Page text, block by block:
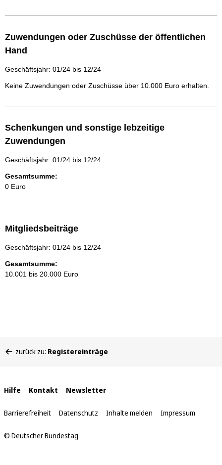
Zuwendungen oder Zuschüsse der öffentlichen
Hand
Geschäftsjahr: 01/24 bis 12/24
Keine Zuwendungen oder Zuschüsse über 10.000 Euro erhalten.
Schenkungen und sonstige lebzeitige
Zuwendungen
Geschäftsjahr: 01/24 bis 12/24
Gesamtsumme:
0 Euro
Mitgliedsbeiträge
Geschäftsjahr: 01/24 bis 12/24
Gesamtsumme:
10.001 bis 20.000 Euro
befinden
zurück zu: Registereinträge
Interne
Links
Hilfe Kontakt Newsletter
Barrierefreiheit Datenschutz Inhalte melden Impressum
© Deutscher Bundestag